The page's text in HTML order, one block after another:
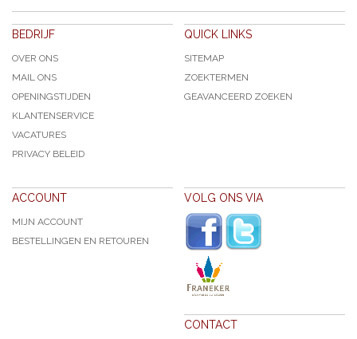
BEDRIJF
OVER ONS
MAIL ONS
OPENINGSTIJDEN
KLANTENSERVICE
VACATURES
PRIVACY BELEID
QUICK LINKS
SITEMAP
ZOEKTERMEN
GEAVANCEERD ZOEKEN
ACCOUNT
MIJN ACCOUNT
BESTELLINGEN EN RETOUREN
VOLG ONS VIA
CONTACT